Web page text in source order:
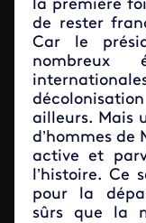
la première
de rester
Car le
ailleurs. Mais
d’hommes de
active et
l’histoire. Ce
pour la
sûrs que la